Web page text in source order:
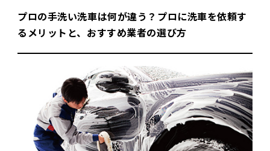
プロの手洗い洗車は何が違う？プロに洗車を依頼す
るメリットと、おすすめ業者の選び方